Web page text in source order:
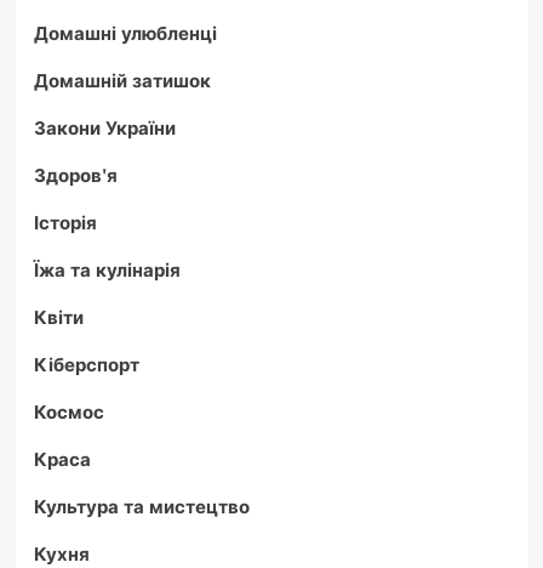
Домашні улюбленці
Домашній затишок
Закони України
Здоров'я
Історія
Їжа та кулінарія
Квіти
Кіберспорт
Космос
Краса
Культура та мистецтво
Кухня